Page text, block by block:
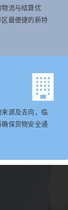
流与结算优
最便捷的新特
源及去向，临
保货物安全通